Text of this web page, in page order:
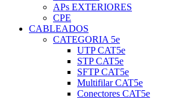
APs EXTERIORES
CPE
CABLEADOS
CATEGORIA 5e
UTP CAT5e
STP CAT5e
SFTP CAT5e
Multifilar CAT5e
Conectores CAT5e